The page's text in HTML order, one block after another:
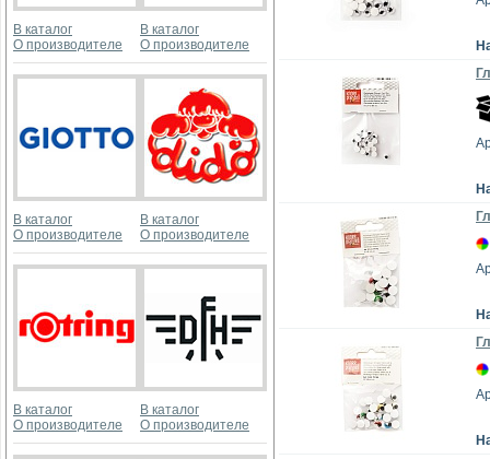
В каталог
О производителе
В каталог
О производителе
В каталог
О производителе
В каталог
О производителе
В каталог
О производителе
В каталог
О производителе